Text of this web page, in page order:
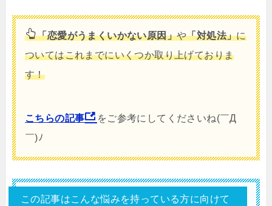
「恋愛がうまくいかない原因」や「対処法」に
ついてはこれまでにいくつか取り上げておりま
す！
こちらの記事
をご参考にしてくださいね(￣Д
￣)ﾉ
この記事はこんな悩みを持っている方に向けて